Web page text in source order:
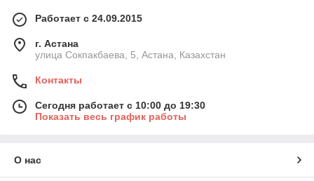
Работает с 24.09.2015
г. Астана
улица Сокпакбаева, 5, Астана, Казахстан
Контакты
Сегодня работает с 10:00 до 19:30
Показать весь график работы
О нас